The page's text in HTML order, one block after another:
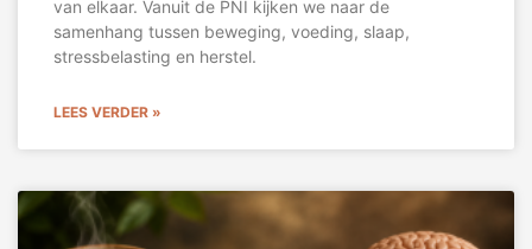
van elkaar. Vanuit de PNI kijken we naar de
samenhang tussen beweging, voeding, slaap,
stressbelasting en herstel.
LEES VERDER »